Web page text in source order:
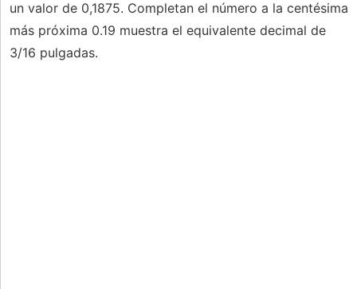
un valor de 0,1875. Completan el número a la centésima
más próxima 0.19 muestra el equivalente decimal de
3/16 pulgadas.